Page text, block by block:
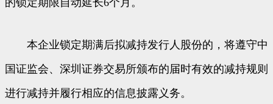
的锁定期限自动延长6个月。
本企业锁定期满后拟减持发行人股份的，将遵守中
国证监会、深圳证券交易所颁布的届时有效的减持规则
进行减持并履行相应的信息披露义务。